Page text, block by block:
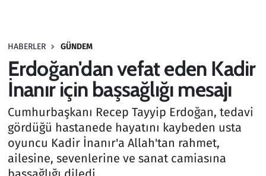
HABERLER GÜNDEM
Erdoğan'dan vefat eden Kadir
İnanır için başsağlığı mesajı
Cumhurbaşkanı Recep Tayyip Erdoğan, tedavi
gördüğü hastanede hayatını kaybeden usta
oyuncu Kadir İnanır'a Allah'tan rahmet,
ailesine, sevenlerine ve sanat camiasına
Haber
Kültür Sanat
Kurumsal Haberler
Lezzet Durağı
Memur ve Kamu